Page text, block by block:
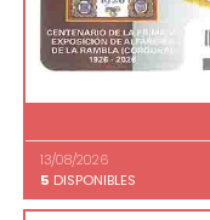
13/08/2026
5 DISPONIBLES